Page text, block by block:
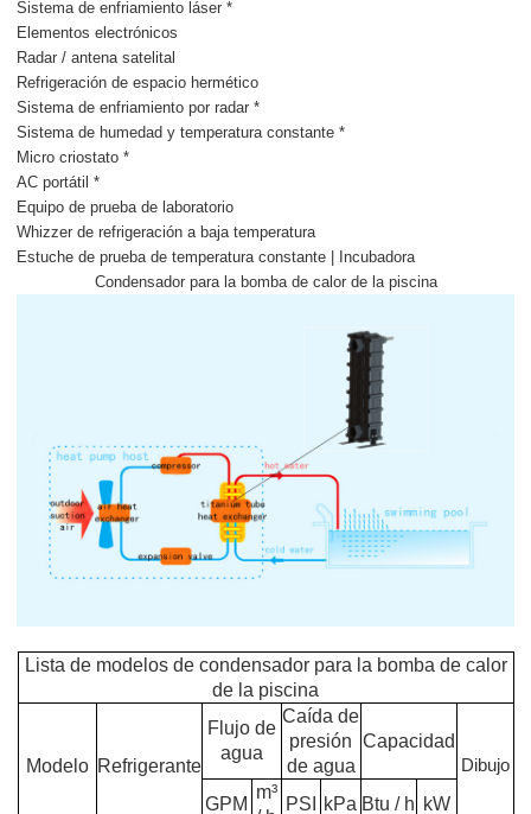
Sistema de enfriamiento láser *
Elementos electrónicos
Radar / antena satelital
Refrigeración de espacio hermético
Sistema de enfriamiento por radar *
Sistema de humedad y temperatura constante *
Micro criostato *
AC portátil *
Equipo de prueba de laboratorio
Whizzer de refrigeración a baja temperatura
Estuche de prueba de temperatura constante | Incubadora
Condensador para la bomba de calor de la piscina
Lista de modelos de condensador para la bomba de calor
de la piscina
Modelo Refrigerante
Flujo de
agua
Caída de
presión
de agua
Capacidad
Dibujo
GPM
m³
PSI kPa Btu / h kW